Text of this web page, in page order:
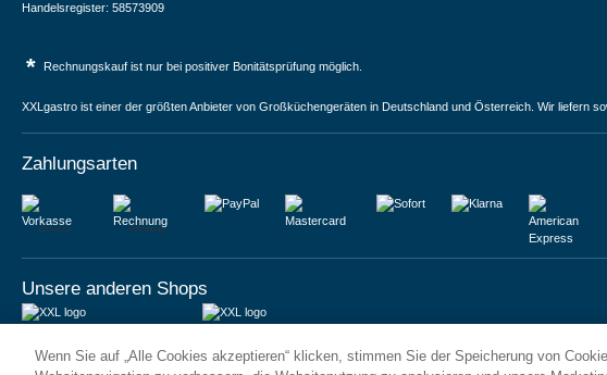
Handelsregister: 58573909
* Rechnungskauf ist nur bei positiver Bonitätsprüfung möglich.
XXLgastro ist einer der größten Anbieter von Großküchengeräten in Deutschland und Österreich. Wir liefern
Zahlungsarten
Vorkasse Rechnung
Unsere anderen Shops
6 Rue des Bateliers
Vrijheidweg 34
Wenn Sie auf „Alle Cookies akzeptieren“ klicken, stimmen Sie der Speicherung von